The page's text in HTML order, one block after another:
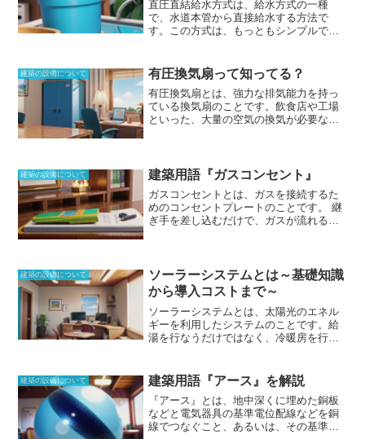
て2種類あります。天井に取り付けるビル
トインタイプの機種と、浴室の壁面など
に取り付けるタイプの機種があります。
によっては設置できる場所や浴室構造に
ついて、制約を伴うものもあります。
直圧直結給水方式は、給水方式の一種
で、水道本管から直接給水する方法で
す。この方式は、もっともシンプルで、
場合には、十分な水圧を確保できない場
合があります。直圧直結給水方式のメリ
ット・配管がシンプルで、設置費用が安
い・メンテナンスが容易・水圧を安定し
て供給できる・増圧ポンプが必要ない直
が不安定な地域では、水圧が低下するこ
とがある・水質が不安定な地域では、水
質が悪化することがある
建築の設備について 有圧換気扇って知ってる？
有圧換気扇とは、強力な排気能力を持っ
ている換気扇のことです。飲食店や工場
といった、大量の空気の換気が必要な環
大きく異なります。また、フィルターを
取り付けることで、風量は下がるもの
の、ほこりや塵の吸い込みを防ぎ、騒音
も低減できます。有圧換気扇は、外から
の圧力に対して影響を受けにくいことも
建築の設備について 建築用語『ガスコンセント』
ガスコンセントとは、ガスを接続するた
めのコンセントプレートのことです。
継
ぎ手を差し込むだけで、ガスが流れるよ
るタイプもあり、電気のコンセントも同
時に取り付けている、利便性を向上させ
たタイプも存在します。ガスコンセント
内部にヒューズが取り付けてある物は、
ガス管が外れてしまったり、取り付け忘
れてしまったりしたときには、ガスが止
グの力を使って止栓できるため、誰でも
安全に使うことができる構造となってい
ます。
建築の設備について
ソーラーシステムとは～基礎知識
から導入コストまで～
ソーラーシステムとは、太陽光のエネル
ギーを利用したシステムのことです。給
湯を行なうだけではなく、冷暖房を行な
てきた太陽熱温水器とは、別のシステム
を持っている。アクティブソーラーシス
テムと呼ばれることもあるが、屋根など
日当たりの良い場所に集熱器を置き、こ
の熱を集める水から湯に代え蓄熱槽にた
建築の設備について 建築用語『アース』を解説
『アース』とは、地中深くに埋めた銅板
などと電気器具の基準電位配線などを銅
線でつなぐこと、あるいは、その基準電